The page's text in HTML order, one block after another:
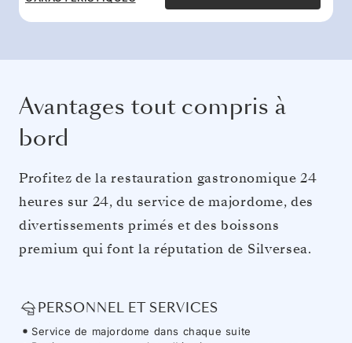
Avantages tout compris à
bord
Profitez de la restauration gastronomique 24
heures sur 24, du service de majordome, des
divertissements primés et des boissons
premium qui font la réputation de Silversea.
PERSONNEL ET SERVICES
Service de majordome dans chaque suite